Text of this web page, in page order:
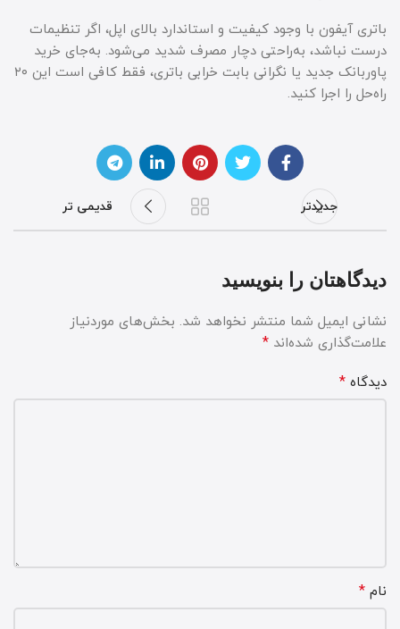
باتری آیفون با وجود کیفیت و استاندارد بالای اپل، اگر تنظیمات
درست نباشد، به‌راحتی دچار مصرف شدید می‌شود. به‌جای خرید
پاوربانک جدید یا نگرانی بابت خرابی باتری، فقط کافی است این ۲۰
راه‌حل را اجرا کنید.
جدیدتر قدیمی تر
دیدگاهتان را بنویسید
نشانی ایمیل شما منتشر نخواهد شد. بخش‌های موردنیاز
علامت‌گذاری شده‌اند *
دیدگاه *
نام *